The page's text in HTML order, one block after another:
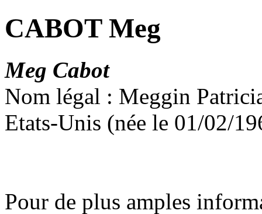
CABOT Meg
Meg Cabot
Nom légal : Meggin
Etats-Unis (née le 01/02/
Pour de plus amples